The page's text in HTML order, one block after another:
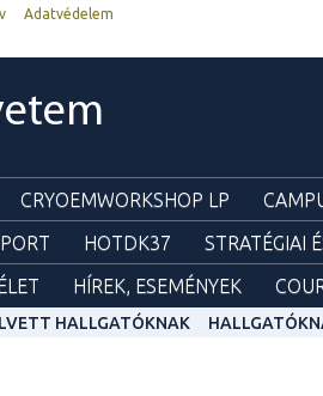
Adatvédelem
CRYOEMWORKSHOP LP
HOTDK37 STRATÉGIAI
HÍREK, ESEMÉNYEK
HALLGATÓKNAK